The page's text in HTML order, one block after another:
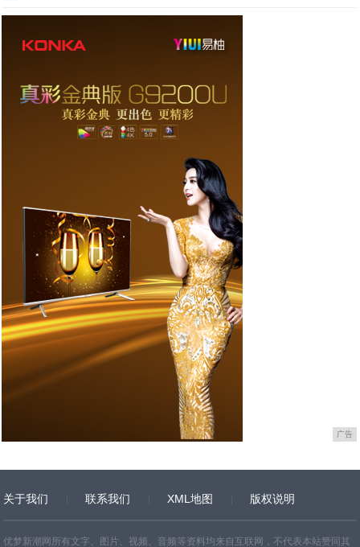
广告
关于我们 联系我们 XML地图 版权说明
网站地图 TXT
优梦新潮网所有文字、图片、视频、音频等资料均来自互联网，不代表本站赞同其